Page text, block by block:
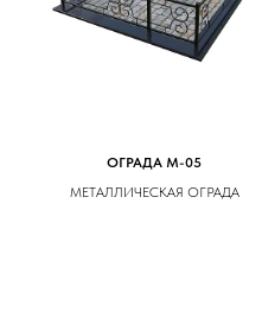
ОГРАДА M-05
МЕТАЛЛИЧЕСКАЯ ОГРАДА